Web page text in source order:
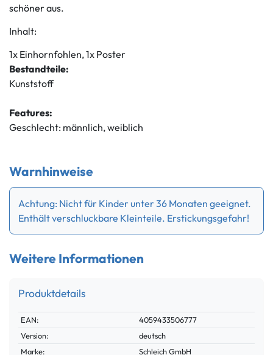
schöner aus.
Inhalt:
1x Einhornfohlen, 1x Poster
Bestandteile:
Kunststoff
Features:
Geschlecht: männlich, weiblich
Warnhinweise
Achtung: Nicht für Kinder unter 36 Monaten geeignet.
Enthält verschluckbare Kleinteile. Erstickungsgefahr!
Weitere Informationen
Produktdetails
Technisches
Merkmal
Wert
EAN:
4059433506777
Version:
deutsch
Marke:
Schleich GmbH